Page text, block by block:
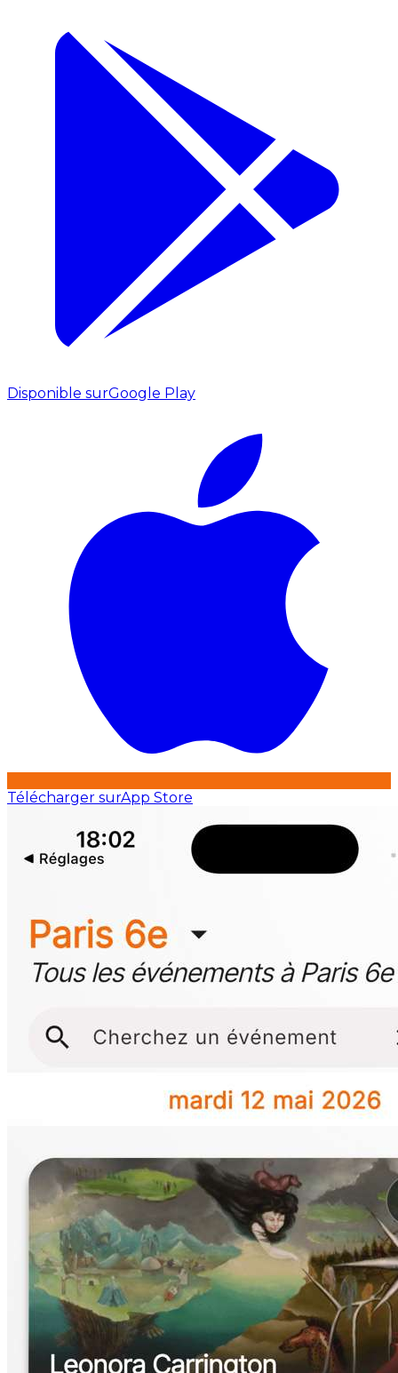
Disponible surGoogle Play
Télécharger surApp Store